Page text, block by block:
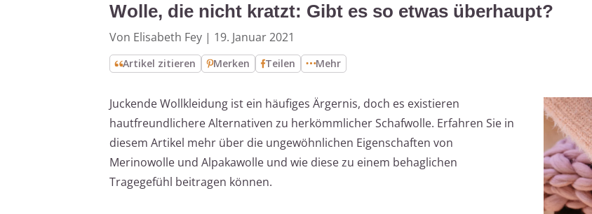
Wolle, die nicht kratzt: Gibt es so etwas überhaupt?
Von Elisabeth Fey | 19. Januar 2021
Artikel zitieren Merken Teilen Mehr
Juckende Wollkleidung ist ein häufiges Ärgernis, doch es existieren
hautfreundlichere Alternativen zu herkömmlicher Schafwolle. Erfahren Sie in
diesem Artikel mehr über die ungewöhnlichen Eigenschaften von
Merinowolle und Alpakawolle und wie diese zu einem behaglichen
Tragegefühl beitragen können.